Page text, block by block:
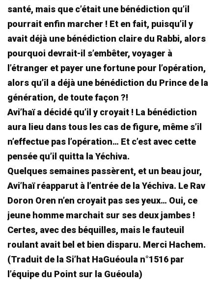
santé, mais que c’était une bénédiction qu’il
pourrait enfin marcher ! Et en fait, puisqu’il y
avait déjà une bénédiction claire du Rabbi, alors
pourquoi devrait-il s’embêter, voyager à
l’étranger et payer une fortune pour l’opération,
alors qu’il a déjà une bénédiction du Prince de la
génération, de toute façon ?!
Avi’haï a décidé qu’il y croyait ! La bénédiction
aura lieu dans tous les cas de figure, même s’il
n’effectue pas l’opération… Et c’est avec cette
pensée qu’il quitta la Yéchiva.
Quelques semaines passèrent, et un beau jour,
Avi’haï réapparut à l’entrée de la Yéchiva. Le Rav
Doron Oren n’en croyait pas ses yeux… Oui, ce
jeune homme marchait sur ses deux jambes !
Certes, avec des béquilles, mais le fauteuil
roulant avait bel et bien disparu. Merci Hachem.
(Traduit de la Si’hat HaGuéoula n°1516 par
l’équipe du Point sur la Guéoula)